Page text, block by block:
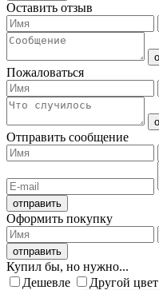
Оставить отзыв
Пожаловаться
Отправить сообщение
Оформить покупку
Купил бы, но нужно...
Дешевле
Другой цвет